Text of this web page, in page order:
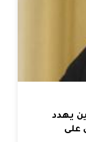
يهدد
على